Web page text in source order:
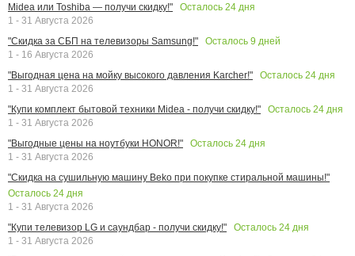
Midea или Toshiba — получи скидку!"
Осталось 24 дня
1 - 31 Августа 2026
"Скидка за СБП на телевизоры Samsung!"
Осталось 9 дней
1 - 16 Августа 2026
"Выгодная цена на мойку высокого давления Karcher!"
Осталось 24 дня
1 - 31 Августа 2026
"Купи комплект бытовой техники Midea - получи скидку!"
Осталось 24 дня
1 - 31 Августа 2026
"Выгодные цены на ноутбуки HONOR!"
Осталось 24 дня
1 - 31 Августа 2026
"Скидка на сушильную машину Beko при покупке стиральной машины!"
Осталось 24 дня
1 - 31 Августа 2026
"Купи телевизор LG и саундбар - получи скидку!"
Осталось 24 дня
1 - 31 Августа 2026